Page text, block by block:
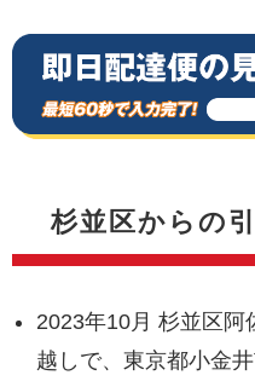
杉並区からの
2023年10月 杉並区阿
越しで、東京都小金